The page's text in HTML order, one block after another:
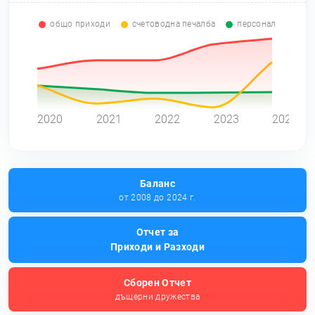
общо приходи счетоводна печалба персонал
2020 2021 2022 2023 2024
Баланс
от 2008 до 2024 г.
Отчет за
Приходи и Разходи
Сборен Отчет
дъщерни дружества